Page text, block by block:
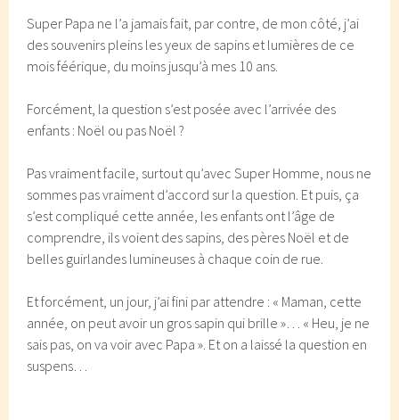
Super Papa ne l’a jamais fait, par contre, de mon côté, j’ai
des souvenirs pleins les yeux de sapins et lumières de ce
mois féérique, du moins jusqu’à mes 10 ans.
Forcément, la question s’est posée avec l’arrivée des
enfants : Noël ou pas Noël ?
Pas vraiment facile, surtout qu’avec Super Homme, nous ne
sommes pas vraiment d’accord sur la question. Et puis, ça
s’est compliqué cette année, les enfants ont l’âge de
comprendre, ils voient des sapins, des pères Noël et de
belles guirlandes lumineuses à chaque coin de rue.
Et forcément, un jour, j’ai fini par attendre : « Maman, cette
année, on peut avoir un gros sapin qui brille »… « Heu, je ne
sais pas, on va voir avec Papa ». Et on a laissé la question en
suspens…